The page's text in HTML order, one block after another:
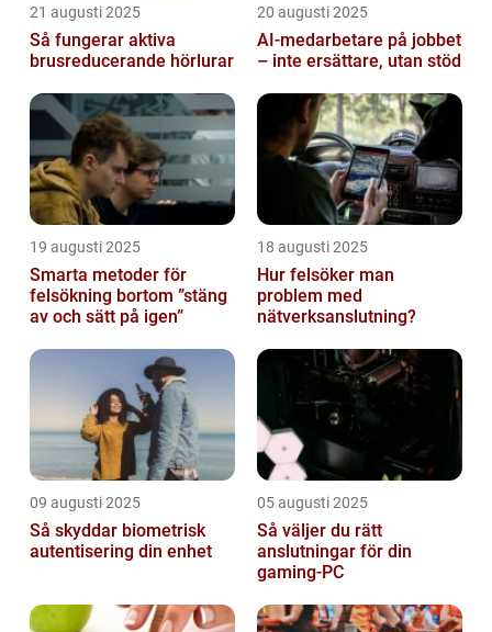
21 augusti 2025
Så fungerar aktiva
brusreducerande hörlurar
20 augusti 2025
AI‑medarbetare på jobbet
– inte ersättare, utan stöd
19 augusti 2025
Smarta metoder för
felsökning bortom ”stäng
av och sätt på igen”
18 augusti 2025
Hur felsöker man
problem med
nätverksanslutning?
09 augusti 2025
Så skyddar biometrisk
autentisering din enhet
05 augusti 2025
Så väljer du rätt
anslutningar för din
gaming-PC